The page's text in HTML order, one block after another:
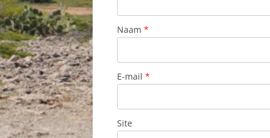
Naam *
E-mail *
Site